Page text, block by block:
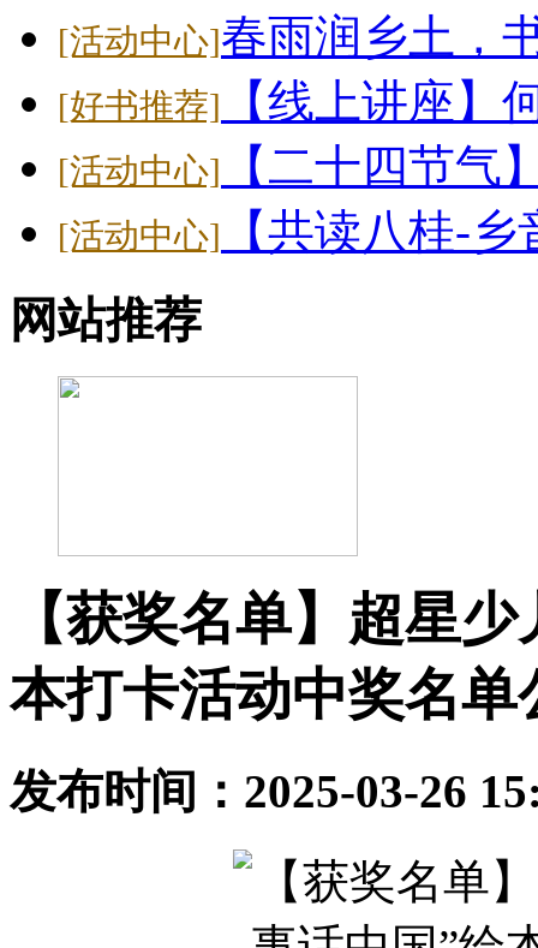
[活动中心]春雨润乡土
[好书推荐] 【线上讲座】
[活动中心] 【二十四节气
[活动中心] 【共读八桂-
网站推荐
【获奖名单】超星
本打卡活动中奖名单
发布时间：2025-03-26